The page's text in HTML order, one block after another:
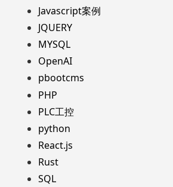
Javascript案例
JQUERY
MYSQL
OpenAI
pbootcms
PHP
PLC工控
python
React.js
Rust
SQL